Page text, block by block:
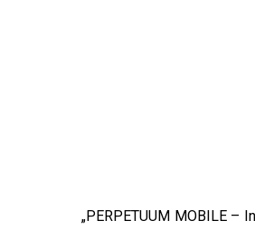
„PERPETUUM MOBILE –